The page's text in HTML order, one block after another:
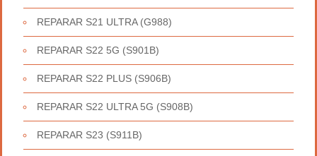
REPARAR S21 ULTRA (G988)
REPARAR S22 5G (S901B)
REPARAR S22 PLUS (S906B)
REPARAR S22 ULTRA 5G (S908B)
REPARAR S23 (S911B)